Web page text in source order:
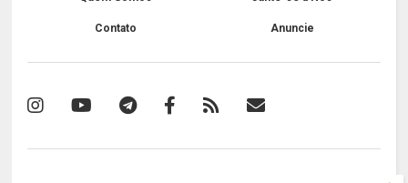
Contato Anuncie